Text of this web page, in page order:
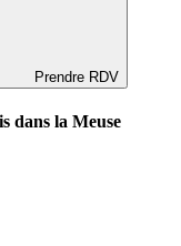
Prendre RDV
dans la Meuse